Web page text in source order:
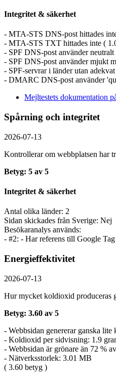
Integritet & säkerhet
- MTA-STS DNS-post hittades
- MTA-STS TXT hittades inte (
- SPF DNS-post använder
- SPF DNS-post använder mjukt
- SPF-servrar i länder utan
- DMARC DNS-post använder
Mejltestets dokumentation
Spårning och integritet
2026-07-13
Kontrollerar om webbplatsen har
Betyg: 5 av 5
Integritet & säkerhet
Antal olika länder: 2
Sidan skickades från Sverige: Nej
Besökaranalys används:
- #2: - Har referens till Google
Energieffektivitet
2026-07-13
Hur mycket koldioxid produceras
Betyg: 3.60 av 5
- Webbsidan genererar ganska lite
- Koldioxid per sidvisning: 1.9
- Webbsidan är grönare än 72 %
- Nätverksstorlek: 3.01 MB
( 3.60 betyg )